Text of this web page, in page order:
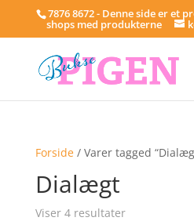
7876 8672 - Denne side er et
shops med produkterne
Forside/ Varer tagged
Dialægt
Viser 4 resultater